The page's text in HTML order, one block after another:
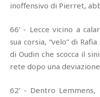
inoffensivo di Pierret,
66' - Lecce vicino a
sua corsia, “velo” di
di Oudin che scocca il
rete dopo una
62' - Dentro Lemmens,